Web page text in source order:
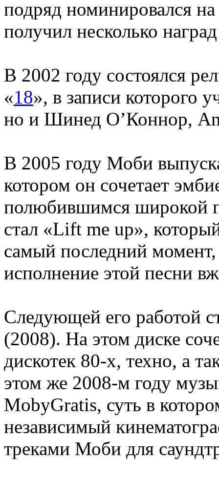
подряд номинировался
получил несколько
В 2002 году состоялся
«18», в записи которого
но и Шинед О’Коннор,
В 2005 году Моби
котором он сочетает
полюбившимся широкой
стал «Lift me up»,
самый последний момент,
исполнение этой песни
Следующей его работой
(2008). На этом диске
дискотек 80-х, техно, а
этом же 2008-м году
MobyGratis, суть в
независимый
треками Моби для